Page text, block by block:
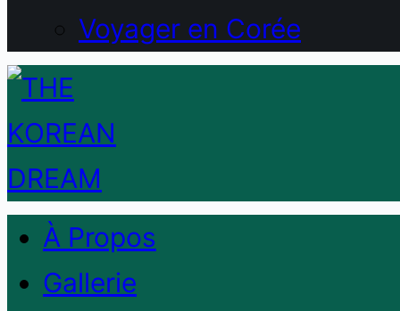
Voyager en Corée
À Propos
Gallerie